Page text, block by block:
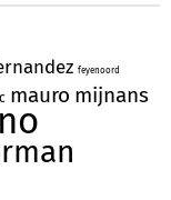
feyenoord
mauro mijnans